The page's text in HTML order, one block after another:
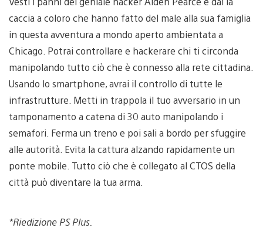
caccia a coloro che hanno fatto del male alla sua famiglia
in questa avventura a mondo aperto ambientata a
Chicago. Potrai controllare e hackerare chi ti circonda
manipolando tutto ciò che è connesso alla rete cittadina.
Usando lo smartphone, avrai il controllo di tutte le
infrastrutture. Metti in trappola il tuo avversario in un
tamponamento a catena di 30 auto manipolando i
semafori. Ferma un treno e poi sali a bordo per sfuggire
alle autorità. Evita la cattura alzando rapidamente un
ponte mobile. Tutto ciò che è collegato al CTOS della
città può diventare la tua arma.
*Riedizione PS Plus.